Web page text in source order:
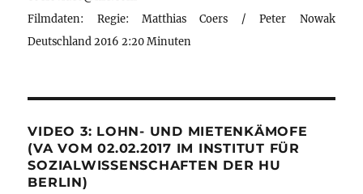
Filmdaten: Regie: Matthias Coers / Peter Nowak
Deutschland 2016 2:20 Minuten
VIDEO 3: LOHN- UND MIETENKÄMOFE
(VA VOM 02.02.2017 IM INSTITUT FÜR
SOZIALWISSENSCHAFTEN DER HU
BERLIN)